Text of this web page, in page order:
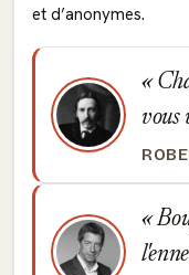
et d’anonymes.
vous